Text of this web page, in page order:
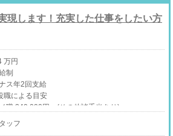
現します！充実した仕事をしたい方
万円
制
ス年2回支給
職による目安
イ職 340,000円～(その他諸手当あり)
職 430,000円～(その他諸手当あり)
ッフ